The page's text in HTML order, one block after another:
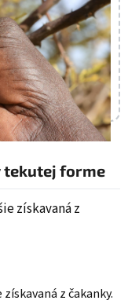
tekutej forme
získavaná z
z čakanky.